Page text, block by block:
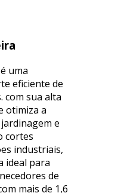
uma
eficiente de
com sua alta
otimiza a
e
cortes
industriais,
ideal para
de
mais de 1,6